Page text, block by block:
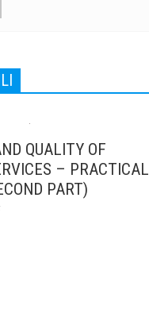
QUALITY OF
– PRACTICAL
PART)